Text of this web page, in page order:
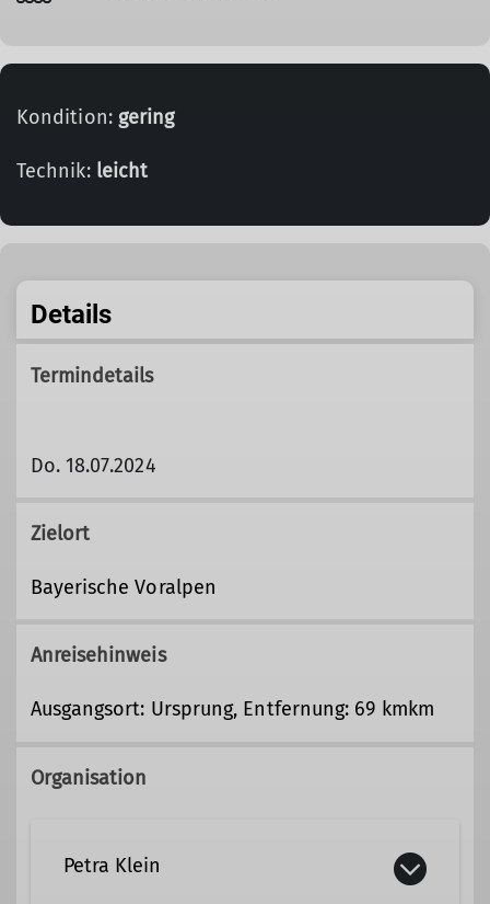
Kondition: gering
Technik: leicht
Details
Termindetails
Do. 18.07.2024
Zielort
Bayerische Voralpen
Anreisehinweis
Ausgangsort: Ursprung, Entfernung: 69 kmkm
Organisation
Petra Klein